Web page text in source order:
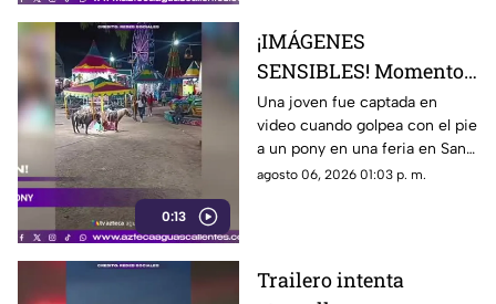
0:13
¡IMÁGENES
SENSIBLES! Momento
en el que mujer golpea
a un pony durante una
feria
Una joven fue captada en
video cuando golpea con el pie
a un pony en una feria en San
Luis Potosí; el hecho ha
agosto 06, 2026 01:03 p. m.
Trailero intenta